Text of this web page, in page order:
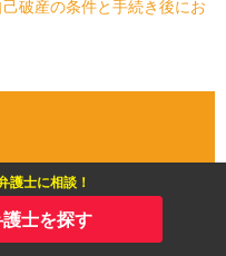
護士に相談！
士を探す
破産の条件と手続き後にお
異なり法律でも認められて
いとしていますが、上位会